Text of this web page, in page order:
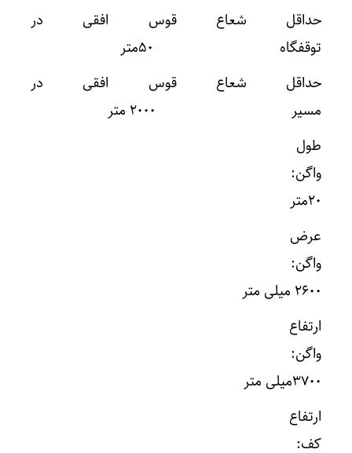
حداقل شعاع قوس افقی در
توقفگاه ۵۰متر
حداقل شعاع قوس افقی در
مسیر ۲۰۰۰ متر
طول
واگن:
۲۰متر
عرض
واگن:
۲۶۰۰ میلی متر
ارتفاع
واگن:
۳۷۰۰میلی متر
ارتفاع
کف: